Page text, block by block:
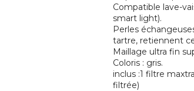
Compatible lave-
smart light).
Perles
tartre, retiennent
Maillage ultra fin
Coloris : gris.
inclus :1 filtre
filtrée)